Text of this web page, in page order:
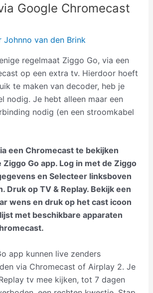
Google Chromecast
Johnno van den Brink
regelmaat Ziggo Go, via een
op een extra tv. Hierdoor hoeft
te maken van decoder, heb je
nodig. Je hebt alleen maar een
nodig (en een stroomkabel
een Chromecast te bekijken
Go app. Log in met de Ziggo
en Selecteer linksboven
Druk op TV & Replay. Bekijk een
wens en druk op het cast icoon
met beschikbare apparaten
app kunnen live zenders
via Chromecast of Airplay 2. Je
tv mee kijken, tot 7 dagen